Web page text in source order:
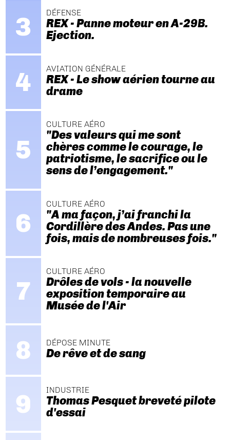
DÉFENSE
REX - Panne moteur en A-29B.
Ejection.
AVIATION GÉNÉRALE
REX - Le show aérien tourne au
drame
CULTURE AÉRO
"Des valeurs qui me sont
chères comme le courage, le
patriotisme, le sacrifice ou le
sens de l’engagement."
CULTURE AÉRO
"A ma façon, j’ai franchi la
Cordillère des Andes. Pas une
fois, mais de nombreuses fois."
CULTURE AÉRO
Drôles de vols - la nouvelle
exposition temporaire au
Musée de l'Air
DÉPOSE MINUTE
De rêve et de sang
INDUSTRIE
Thomas Pesquet breveté pilote
d'essai